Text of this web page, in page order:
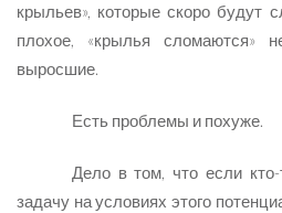
крыльев», которые скоро будут
плохое, «крылья сломаются»
выросшие.
Есть проблемы и похуже.
Дело в том, что если кто-
задачу на условиях этого